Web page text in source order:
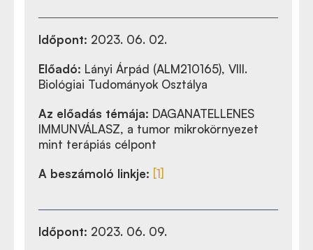
Időpont: 2023. 06. 02.
Előadó: Lányi Árpád (ALM210165), VIII.
Biológiai Tudományok Osztálya
Az előadás témája: DAGANATELLENES
IMMUNVÁLASZ, a tumor mikrokörnyezet
mint terápiás célpont
A beszámoló linkje: [1]
Időpont: 2023. 06. 09.